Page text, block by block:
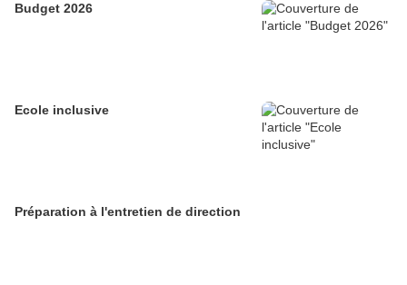
Budget 2026
Ecole inclusive
Préparation à l'entretien de direction